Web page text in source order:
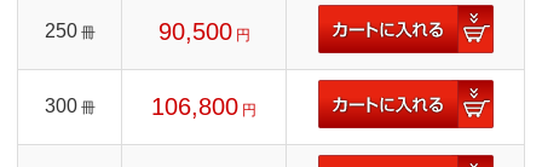
250 冊 90,500 円
300 冊 106,800 円